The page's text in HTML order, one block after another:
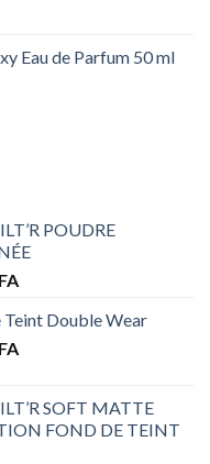
Eau de Parfum 50 ml
POUDRE
Plage
prix :
28.000 CFA
Teint Double Wear
Plage
28.000 CFA
à
SOFT MATTE
FOND DE TEINT